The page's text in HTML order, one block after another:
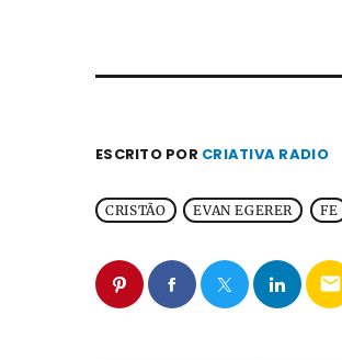
ESCRITO POR CRIATIVA RADIO
CRISTÃO EVAN EGERER FE
email